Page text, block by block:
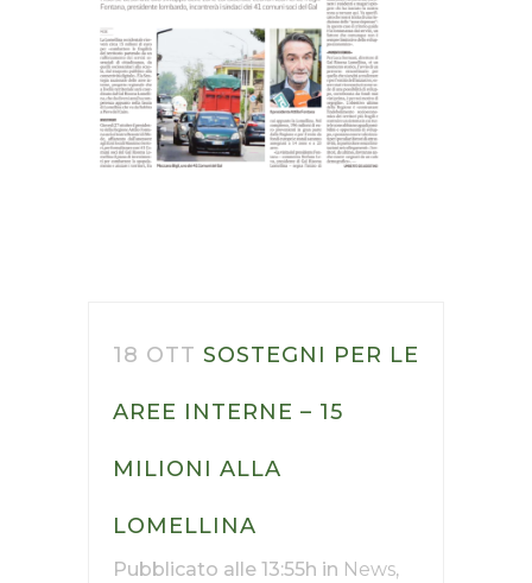
18 OTT SOSTEGNI PER LE
AREE INTERNE – 15
MILIONI ALLA
LOMELLINA
Pubblicato alle 13:55h in News,